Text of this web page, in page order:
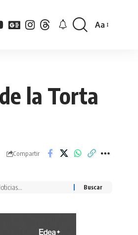
Font
Aa
la Torta
Compartir